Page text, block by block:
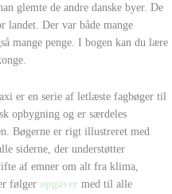
glemte de andre danske byer. De
landet. Der var både mange
mange penge. I bogen kan du lære
er en serie af letlæste fagbøger til
opbygning og er særdeles
Bøgerne er rigt illustreret med
siderne, der understøtter
af emner om alt fra klima,
følger opgaver med til alle